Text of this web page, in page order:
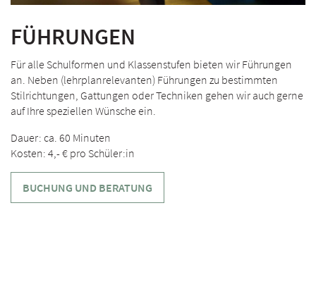
FÜHRUNGEN
Für alle Schulformen und Klassenstufen bieten wir Führungen
an. Neben (lehrplanrelevanten) Führungen zu bestimmten
Stilrichtungen, Gattungen oder Techniken gehen wir auch gerne
auf Ihre speziellen Wünsche ein.
Dauer: ca. 60 Minuten
Kosten: 4,- € pro Schüler:in
BUCHUNG UND BERATUNG